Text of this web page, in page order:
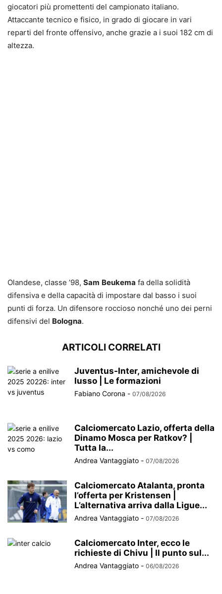
giocatori più promettenti del campionato italiano.
Attaccante tecnico e fisico, in grado di giocare in vari
reparti del fronte offensivo, anche grazie a i suoi 182 cm di
altezza.
Olandese, classe ’98, Sam Beukema fa della solidità
difensiva e della capacità di impostare dal basso i suoi
punti di forza. Un difensore roccioso nonché uno dei perni
difensivi del Bologna.
ARTICOLI CORRELATI
Juventus-Inter, amichevole di
lusso | Le formazioni
Fabiano Corona - 07/08/2026
Calciomercato Lazio, offerta della
Dinamo Mosca per Ratkov? |
Tutta la...
Andrea Vantaggiato - 07/08/2026
Calciomercato Atalanta, pronta
l’offerta per Kristensen |
L’alternativa arriva dalla Ligue...
Andrea Vantaggiato - 07/08/2026
Calciomercato Inter, ecco le
richieste di Chivu | Il punto sul...
Andrea Vantaggiato - 06/08/2026